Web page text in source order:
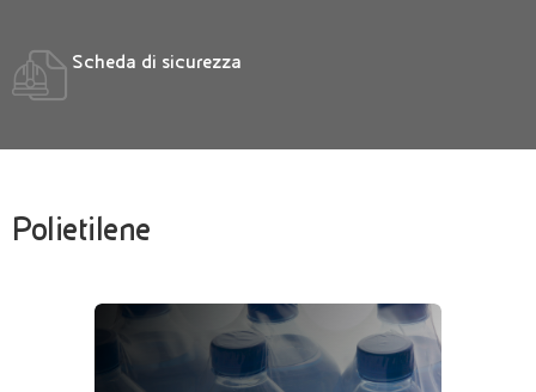
Scheda di sicurezza
Polietilene